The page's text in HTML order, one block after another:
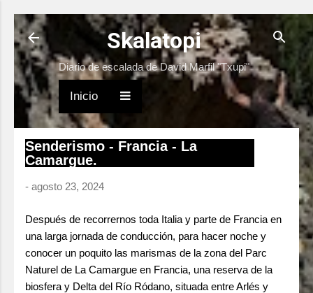
Ir al contenido principal
Skalatopi
Diario de escalada de David Marfil "Txupi"
Inicio
Senderismo - Francia - La
Camargue.
- agosto 23, 2024
Después de recorrernos toda Italia y parte de Francia en
una larga jornada de conducción, para hacer noche y
conocer un poquito las marismas de la zona del Parc
Naturel de La Camargue en Francia, una reserva de la
biosfera y Delta del Río Ródano, situada entre Arlés y